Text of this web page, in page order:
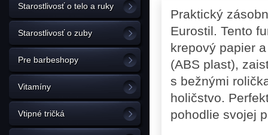
Starostlivosť o telo a ruky
Starostlivosť o zuby
Pre barbeshopy
Vitamíny
Vtipné tričká
Praktický
Eurostil. Tento
krepový papier
(ABS plast),
s bežnými
holičstvo.
pohodlie svojej